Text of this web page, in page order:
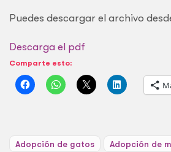
Puedes descargar el archivo
Descarga el pdf
Comparte esto:
Adopción de gatos Adopción de